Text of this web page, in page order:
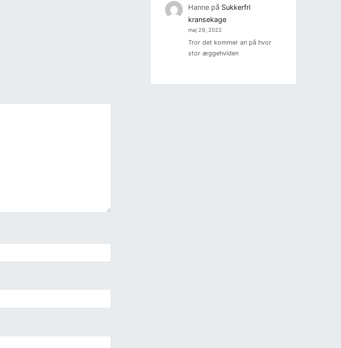
Hannepå Sukkerfri
kransekage
maj 29, 2022
Tror det kommer an på hvor
stor æggehviden